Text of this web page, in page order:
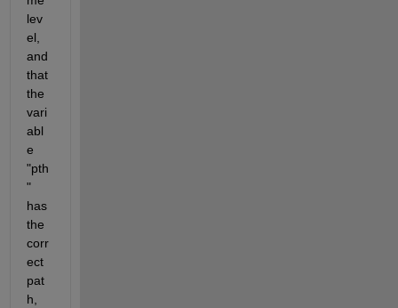
lev
el,
and
that
the
vari
abl
e
"pth
"
has
the
corr
ect
pat
h,